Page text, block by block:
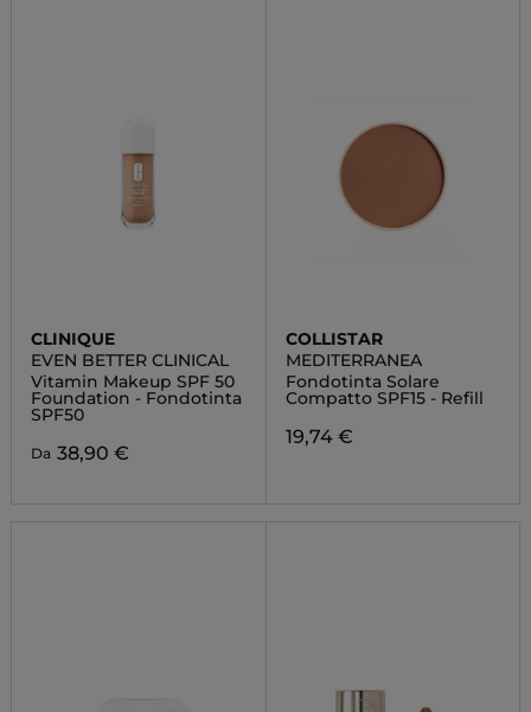
CLINIQUE
EVEN BETTER CLINICAL
Vitamin Makeup SPF 50
Foundation - Fondotinta
SPF50
Da 38,90 €
COLLISTAR
MEDITERRANEA
Fondotinta Solare
Compatto SPF15 - Refill
19,74 €